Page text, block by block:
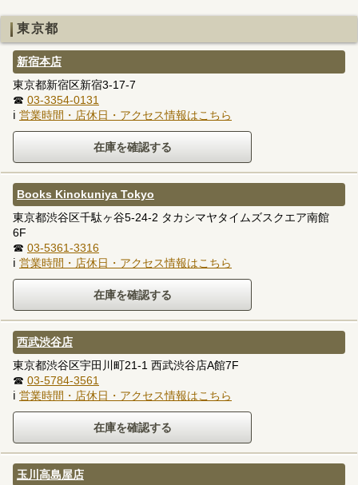
東京都
新宿本店
東京都新宿区新宿3-17-7
☎ 03-3354-0131
ℹ 営業時間・店休日・アクセス情報はこちら
Books Kinokuniya Tokyo
東京都渋谷区千駄ヶ谷5-24-2 タカシマヤタイムズスクエア南館
6F
☎ 03-5361-3316
ℹ 営業時間・店休日・アクセス情報はこちら
西武渋谷店
東京都渋谷区宇田川町21-1 西武渋谷店A館7F
☎ 03-5784-3561
ℹ 営業時間・店休日・アクセス情報はこちら
玉川高島屋店